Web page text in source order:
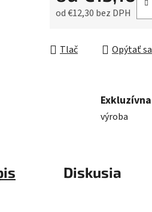
od€12,30 bez DPH
Tlač Opýtať sa
Exkluzívna
výroba
Diskusia